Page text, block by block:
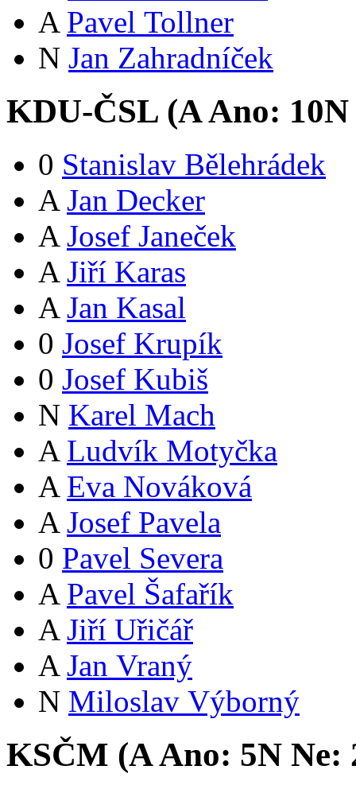
A Pavel Tollner
N Jan Zahradníček
KDU-ČSL (AAno: 10N
0 Stanislav Bělehrádek
A Jan Decker
A Josef Janeček
A Jiří Karas
A Jan Kasal
0 Josef Krupík
0 Josef Kubiš
N Karel Mach
A Ludvík Motyčka
A Eva Nováková
A Josef Pavela
0 Pavel Severa
A Pavel Šafařík
A Jiří Uřičář
A Jan Vraný
N Miloslav Výborný
KSČM (AAno: 5N Ne: